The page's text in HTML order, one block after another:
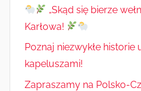
„Skąd się bierze
Karłowa!
Poznaj niezwykłe historie
kapeluszami!
Zapraszamy na Polsko-